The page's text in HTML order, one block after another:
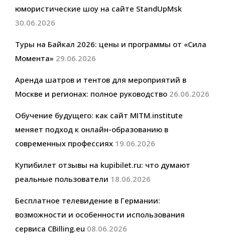
юмористические шоу на сайте StandUpMsk
30.06.2026
Туры на Байкал 2026: цены и программы от «Сила
Момента» 29.06.2026
Аренда шатров и тентов для мероприятий в
Москве и регионах: полное руководство 26.06.2026
Обучение будущего: как сайт MITM.institute
меняет подход к онлайн-образованию в
современных профессиях 19.06.2026
Купибилет отзывы на kupibilet.ru: что думают
реальные пользователи 18.06.2026
Бесплатное телевидение в Германии:
возможности и особенности использования
сервиса CBilling.eu 08.06.2026